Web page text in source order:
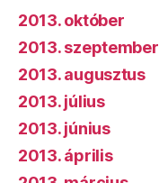
2013. október
2013. szeptember
2013. augusztus
2013. július
2013. június
2013. április